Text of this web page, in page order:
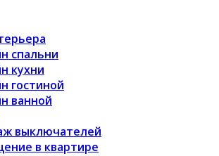
спальни
кухни
гостиной
ванной
выключателей
в квартире